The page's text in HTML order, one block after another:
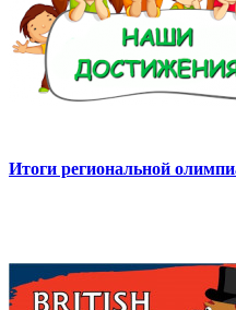
Итоги региональной